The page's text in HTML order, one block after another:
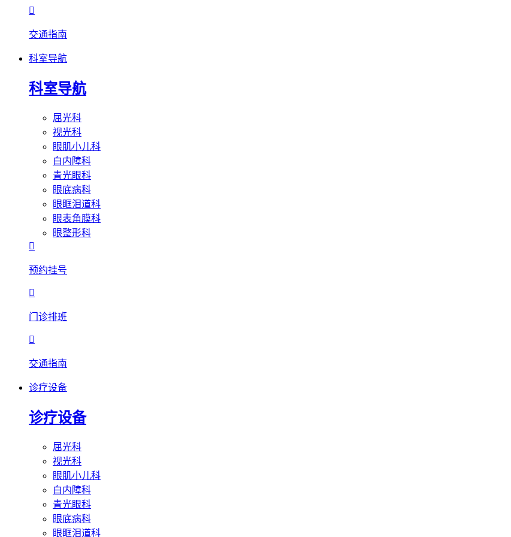

交通指南
科室导航
科室导航
屈光科
视光科
眼肌小儿科
白内障科
青光眼科
眼底病科
眼眶泪道科
眼表角膜科
眼整形科

预约挂号

门诊排班

交通指南
诊疗设备
诊疗设备
屈光科
视光科
眼肌小儿科
白内障科
青光眼科
眼底病科
眼眶泪道科